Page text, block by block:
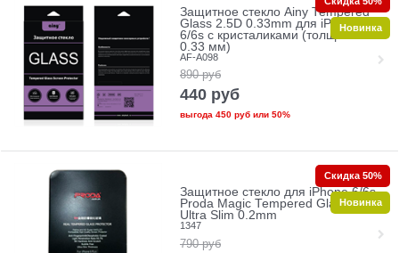
Защитное стекло Ainy Tempered
Glass 2.5D 0.33mm для iPhone
6/6s с кристаликами (толщина
0.33 мм)
AF-A098
890 руб
440 руб
выгода 450 рубили 50%
Новинка
Защитное стекло для iPhone 6/6s
Proda Magic Tempered Glass 2.5D
Ultra Slim 0.2mm
1347
790 руб
Скидка 50%
Новинка